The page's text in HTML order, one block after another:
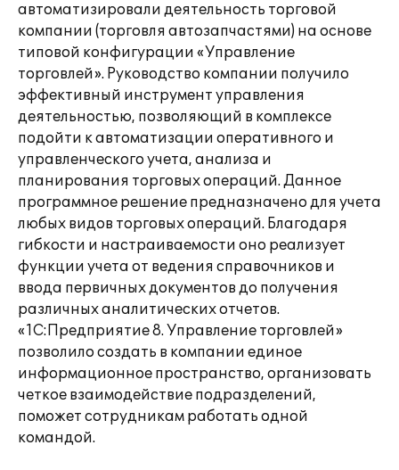
автоматизировали деятельность торговой
компании (торговля автозапчастями) на основе
типовой конфигурации «Управление
торговлей». Руководство компании получило
эффективный инструмент управления
деятельностью, позволяющий в комплексе
подойти к автоматизации оперативного и
управленческого учета, анализа и
планирования торговых операций. Данное
программное решение предназначено для учета
любых видов торговых операций. Благодаря
гибкости и настраиваемости оно реализует
функции учета от ведения справочников и
ввода первичных документов до получения
различных аналитических отчетов.
«1С:Предприятие 8. Управление торговлей»
позволило создать в компании единое
информационное пространство, организовать
четкое взаимодействие подразделений,
поможет сотрудникам работать одной
командой.